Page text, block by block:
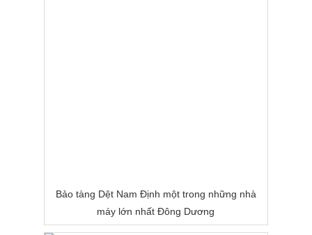
Bảo tàng Dệt Nam Định một trong những nhà
máy lớn nhất Đông Dương